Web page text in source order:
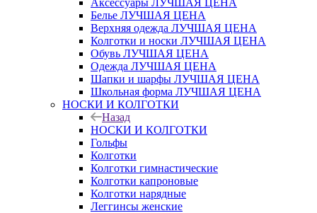
Аксессуары ЛУЧШАЯ ЦЕНА
Белье ЛУЧШАЯ ЦЕНА
Верхняя одежда ЛУЧШАЯ ЦЕНА
Колготки и носки ЛУЧШАЯ ЦЕНА
Обувь ЛУЧШАЯ ЦЕНА
Одежда ЛУЧШАЯ ЦЕНА
Шапки и шарфы ЛУЧШАЯ ЦЕНА
Школьная форма ЛУЧШАЯ ЦЕНА
НОСКИ И КОЛГОТКИ
Назад
НОСКИ И КОЛГОТКИ
Гольфы
Колготки
Колготки гимнастические
Колготки капроновые
Колготки нарядные
Леггинсы женские